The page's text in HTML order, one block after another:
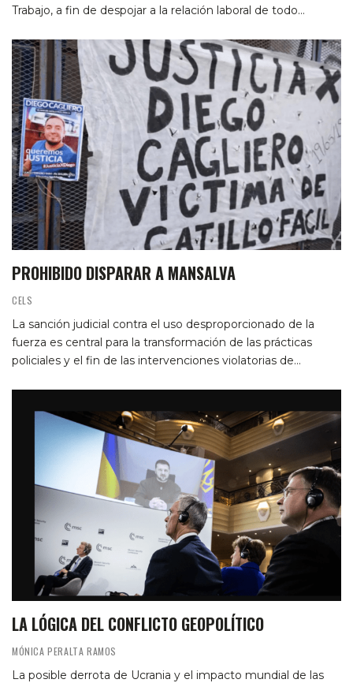
Trabajo, a fin de despojar a la relación laboral de todo…
PROHIBIDO DISPARAR A MANSALVA
CELS
La sanción judicial contra el uso desproporcionado de la
fuerza es central para la transformación de las prácticas
policiales y el fin de las intervenciones violatorias de…
LA LÓGICA DEL CONFLICTO GEOPOLÍTICO
MÓNICA PERALTA RAMOS
La posible derrota de Ucrania y el impacto mundial de las